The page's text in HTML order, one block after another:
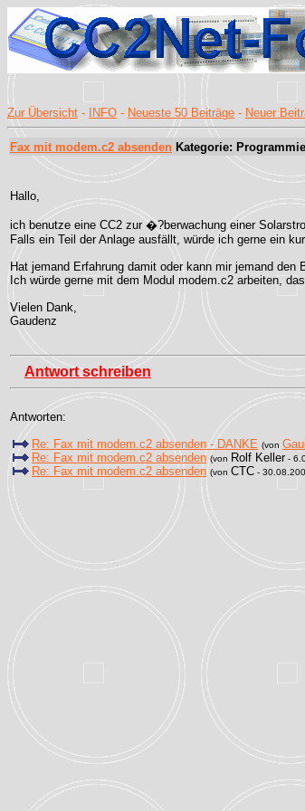
Zur Übersicht - INFO - Neueste 50 Beiträge - Neuer
Fax mit modem.c2 absenden Kategorie:
Hallo,
ich benutze eine CC2 zur �?berwachung einer
Falls ein Teil der Anlage ausfällt, würde ich gerne ein
Hat jemand Erfahrung damit oder kann mir jemand
Ich würde gerne mit dem Modul modem.c2 arbeiten,
Vielen Dank,
Gaudenz
Antwort schreiben
Antworten:
Re: Fax mit modem.c2 absenden - DANKE (von
Re: Fax mit modem.c2 absenden (von Rolf Keller -
Re: Fax mit modem.c2 absenden (von CTC -